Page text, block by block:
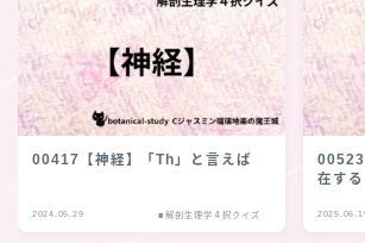
00417【神経】「Th」と言えば
2024.05.29 ■解剖生理学４択クイズ
00523
在する